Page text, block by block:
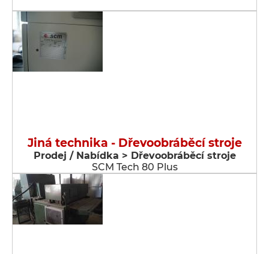
Jiná technika - Dřevoobráběcí stroje
Prodej / Nabídka > Dřevoobráběcí stroje
SCM Tech 80 Plus